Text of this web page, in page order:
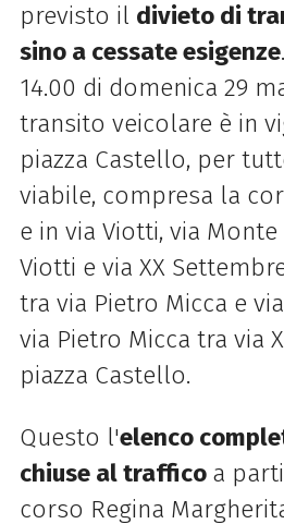
previsto il divieto di
sino a cessate esigenze
14.00 di domenica 29
transito veicolare è in
piazza Castello, per
viabile, compresa la
e in via Viotti, via
Viotti e via XX
tra via Pietro Micca e
via Pietro Micca tra via
piazza Castello.
Questo l'elenco
chiuse al traffico a
corso Regina